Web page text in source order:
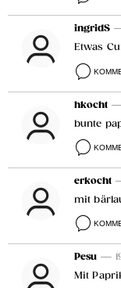
ingridS
Etwas
hkocht —
bunte
erkocht
mit
Pesu —
Mit